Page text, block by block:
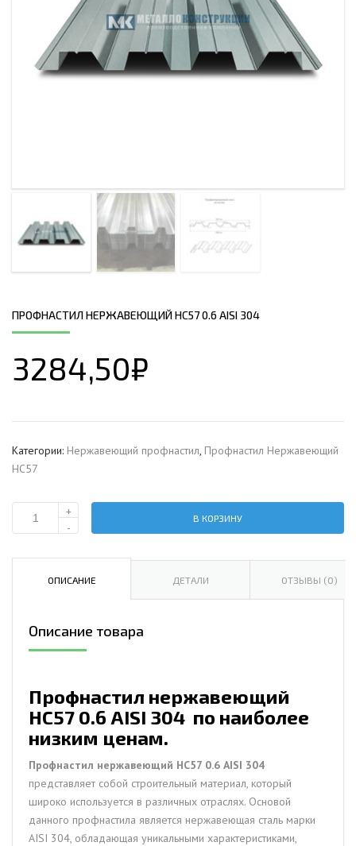
ПРОФНАСТИЛ НЕРЖАВЕЮЩИЙ НС57 0.6 AISI 304
3284,50₽
Категории: Нержавеющий профнастил Профнастил Hержавеющий
НС57
Количество
нержавеющий
304
+
-
В КОРЗИНУ
ОПИСАНИЕ ДЕТАЛИ ОТЗЫВЫ (0)
Описание товара
Профнастил нержавеющий
НС57 0.6 AISI 304 по наиболее
низким ценам.
Профнастил нержавеющий НС57 0.6 AISI 304
представляет собой строительный материал, который
широко используется в различных отраслях. Основой
данного профнастила является нержавеющая сталь марки
AISI 304, обладающая уникальными характеристиками,